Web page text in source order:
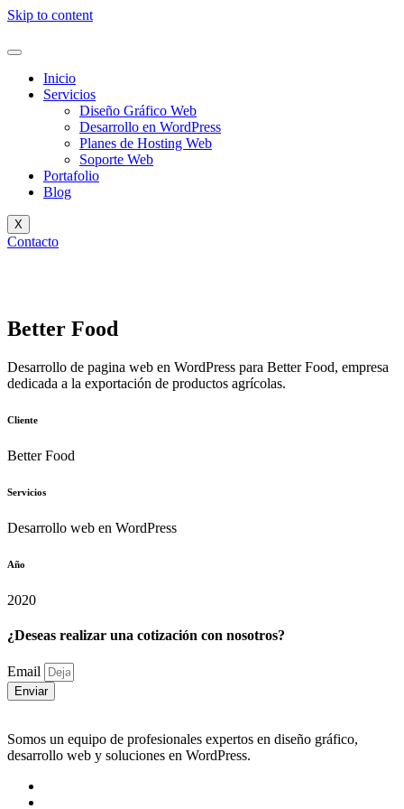
Skip to content
Inicio
Servicios
Diseño Gráfico Web
Desarrollo en WordPress
Planes de Hosting Web
Soporte Web
Portafolio
Blog
X
Contacto
Better Food
Desarrollo de pagina web en WordPress para Better Food, empresa
dedicada a la exportación de productos agrícolas.
Cliente
Better Food
Servicios
Desarrollo web en WordPress
Año
2020
¿Deseas realizar una cotización con nosotros?
Email
Enviar
Somos un equipo de profesionales expertos en diseño gráfico,
desarrollo web y soluciones en WordPress.